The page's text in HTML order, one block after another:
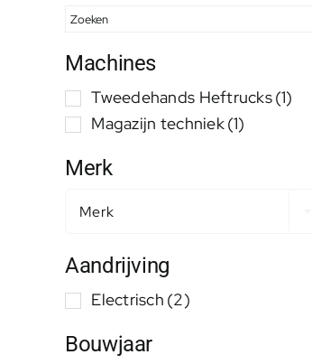
Machines
Tweedehands Heftrucks(1)
Magazijn techniek(1)
Merk
Merk
Aandrijving
Electrisch (2)
Bouwjaar